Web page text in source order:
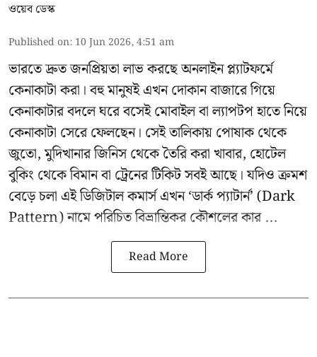
ওয়েব ডেস্ক
Published on: 10 Jun 2026, 4:51 am
ভারতে দ্রুত জনপ্রিয়তা লাভ করছে অনলাইন প্ল্যাটফর্মে
কেনাকাটা করা। বহু মানুষই এখন দোকান বাজারে গিয়ে
কেনাকাটার বদলে ঘরে বসেই মোবাইল বা ল্যাপটপ হাতে নিয়ে
কেনাকাটা সেরে ফেলছেন। সেই তালিকায় পোষাক থেকে
জুতো, মুদিখানার জিনিস থেকে তৈরি করা খাবার, হোটেল
বুকিং থেকে বিমান বা ট্রেনের টিকিট সবই আছে। যদিও ক্রমশ
বেড়ে চলা এই ডিজিটাল কমার্স এখন ‘ডার্ক প্যাটার্ন’ (Dark
Pattern) নামে পরিচিত বিভ্রান্তিকর কৌশলের কার ...
Read More